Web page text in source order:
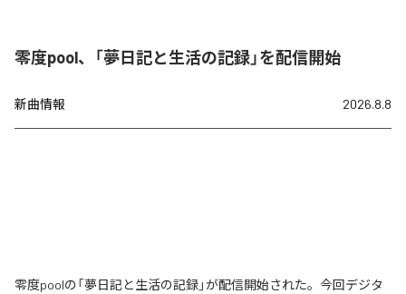
零度pool、「夢日記と生活の記録」を配信開始
新曲情報 2026.8.8
零度poolの「夢日記と生活の記録」が配信開始された。今回デジタ